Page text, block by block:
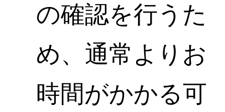
の確認を行うた
め、通常よりお
時間がかかる可